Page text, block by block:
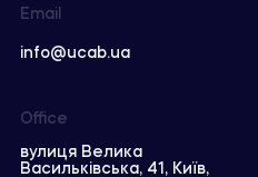
Email
info@ucab.ua
Office
вулиця Велика
Васильківська, 41, Київ,